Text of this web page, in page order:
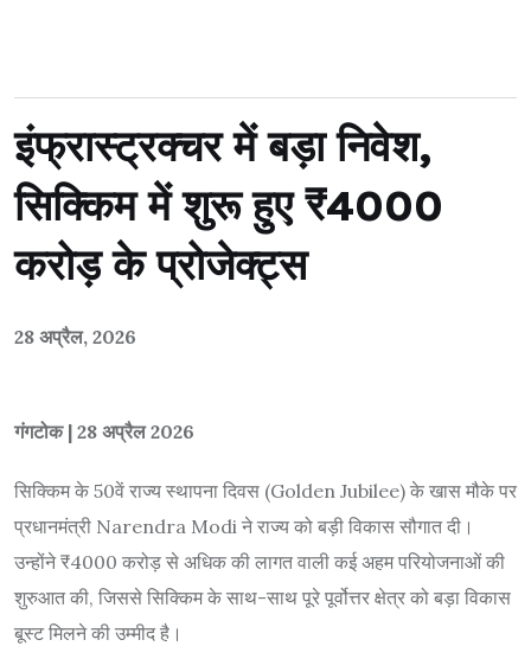
इंफ्रास्ट्रक्चर में बड़ा निवेश,
सिक्किम में शुरू हुए ₹4000
करोड़ के प्रोजेक्ट्स
28 अप्रैल, 2026
गंगटोक | 28 अप्रैल 2026
सिक्किम के 50वें राज्य स्थापना दिवस (Golden Jubilee) के खास मौके पर
प्रधानमंत्री Narendra Modi ने राज्य को बड़ी विकास सौगात दी।
उन्होंने ₹4000 करोड़ से अधिक की लागत वाली कई अहम परियोजनाओं की
शुरुआत की, जिससे सिक्किम के साथ-साथ पूरे पूर्वोत्तर क्षेत्र को बड़ा विकास
बूस्ट मिलने की उम्मीद है।